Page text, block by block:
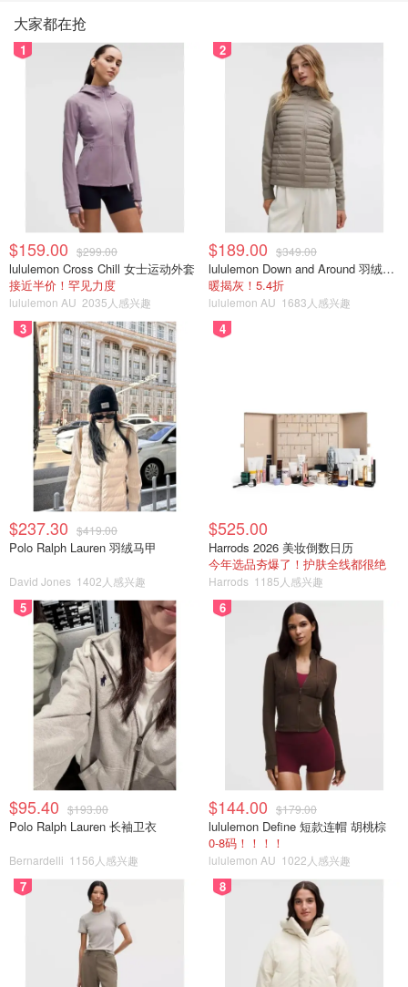
大家都在抢
1
$159.00 $299.00
lululemon Cross Chill 女士运动外套
接近半价！罕见力度
lululemon AU 2035人感兴趣
2
$189.00 $349.00
lululemon Down and Around 羽绒夹克
暖揭灰！5.4折
lululemon AU 1683人感兴趣
3
$237.30 $419.00
Polo Ralph Lauren 羽绒马甲
David Jones 1402人感兴趣
4
$525.00
Harrods 2026 美妆倒数日历
今年选品夯爆了！护肤全线都很绝
Harrods 1185人感兴趣
5
$95.40 $193.00
Polo Ralph Lauren 长袖卫衣
Bernardelli 1156人感兴趣
6
$144.00 $179.00
lululemon Define 短款连帽 胡桃棕
0-8码！！！！
lululemon AU 1022人感兴趣
7 8